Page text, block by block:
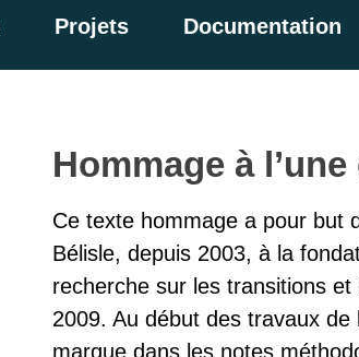
Projets Documentation
Hommage à
Ce texte hommage a pour but
Bélisle, depuis 2003, à la
recherche sur les transitions et
2009. Au début des travaux de
marque dans les notes